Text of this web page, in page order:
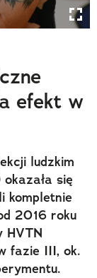
efekt w
ludzkim
się
kompletnie
2016 roku
HVTN
fazie III, ok.